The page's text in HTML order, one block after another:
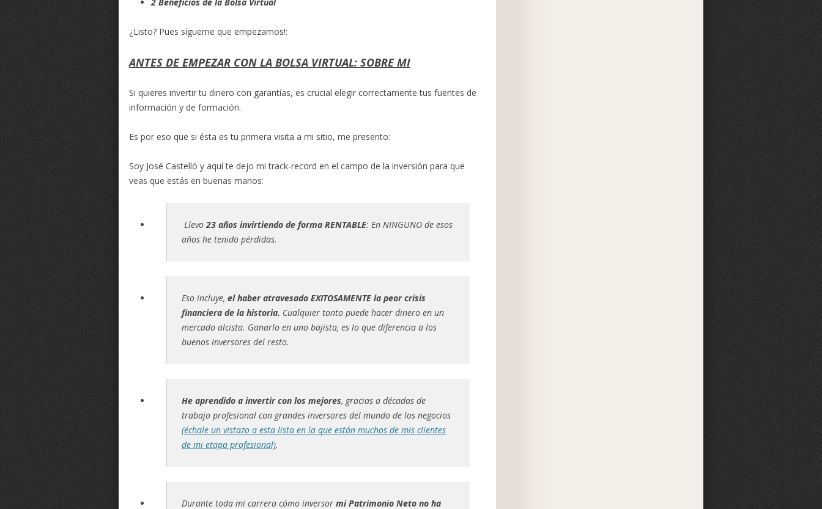
¿Listo? Pues sígueme que empezamos!:
ANTES DE EMPEZAR CON LA BOLSA VIRTUAL: SOBRE MI
Si quieres invertir tu dinero con garantías, es crucial elegir correctamente tus fuentes de
información y de formación.
Es por eso que si ésta es tu primera visita a mi sitio, me presento:
Soy José Castelló y aquí te dejo mi track-record en el campo de la inversión para que
veas que estás en buenas manos:
Llevo23 años invirtiendo de forma RENTABLE: En NINGUNO de esos
años he tenido pérdidas.
Eso incluye, el haber atravesado EXITOSAMENTE la peor crisis
financiera de la historia. Cualquier tonto puede hacer dinero en un
mercado alcista. Ganarlo en uno bajista, es lo que diferencia a los
buenos inversores del resto.
He aprendido a invertir con los mejores, gracias a décadas de
trabajo profesional con grandes inversores del mundo de los negocios
(échale un vistazo a esta lista en la que están muchos de mis clientes
de mi etapa profesional).
Durante toda mi carrera cómo inversor mi Patrimonio Neto no ha